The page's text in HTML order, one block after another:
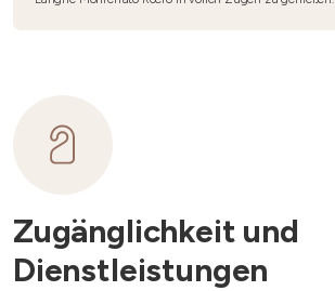
Zugänglichkeit und
Dienstleistungen